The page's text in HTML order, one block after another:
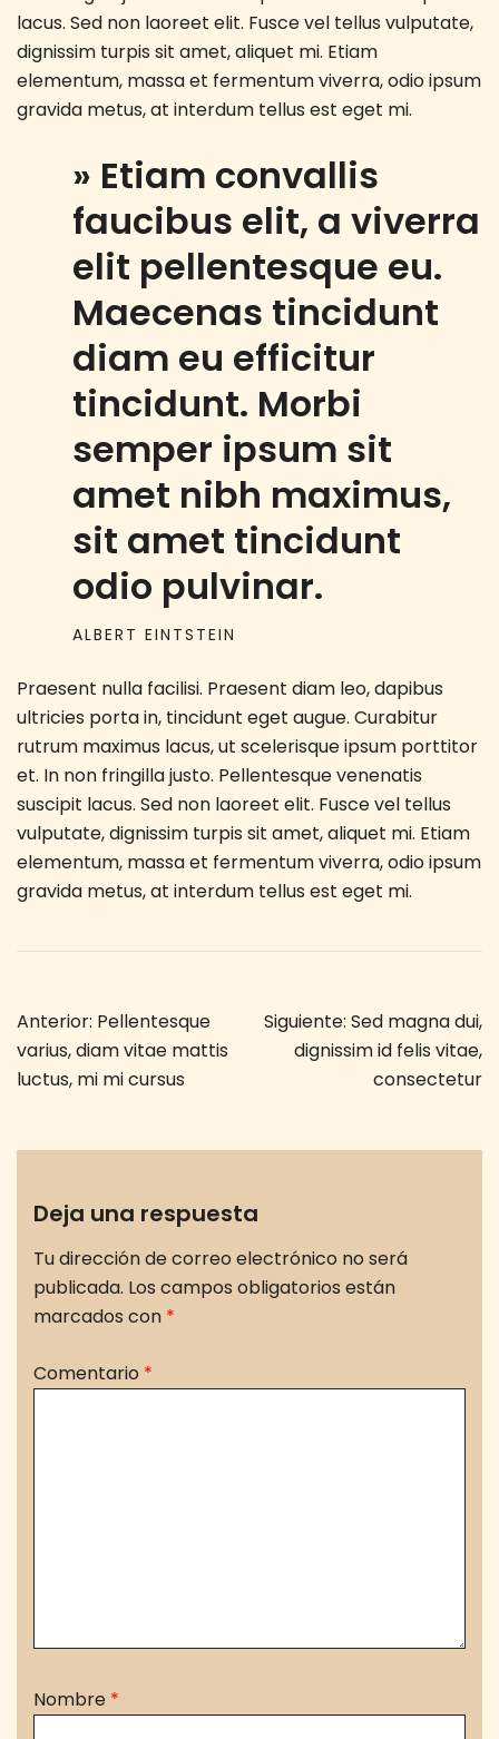
lacus. Sed non laoreet elit. Fusce vel tellus vulputate,
dignissim turpis sit amet, aliquet mi. Etiam
elementum, massa et fermentum viverra, odio ipsum
gravida metus, at interdum tellus est eget mi.
» Etiam convallis
faucibus elit, a viverra
elit pellentesque eu.
Maecenas tincidunt
diam eu efficitur
tincidunt. Morbi
semper ipsum sit
amet nibh maximus,
sit amet tincidunt
odio pulvinar.
ALBERT EINTSTEIN
Praesent nulla facilisi. Praesent diam leo, dapibus
ultricies porta in, tincidunt eget augue. Curabitur
rutrum maximus lacus, ut scelerisque ipsum porttitor
et. In non fringilla justo. Pellentesque venenatis
suscipit lacus. Sed non laoreet elit. Fusce vel tellus
vulputate, dignissim turpis sit amet, aliquet mi. Etiam
elementum, massa et fermentum viverra, odio ipsum
gravida metus, at interdum tellus est eget mi.
Navegación
de
entradas
Anterior: Pellentesque
varius, diam vitae mattis
luctus, mi mi cursus
Siguiente: Sed magna dui,
dignissim id felis vitae,
consectetur
Deja una respuesta
Tu dirección de correo electrónico no será
publicada. Los campos obligatorios están
marcados con *
Comentario *
Nombre *